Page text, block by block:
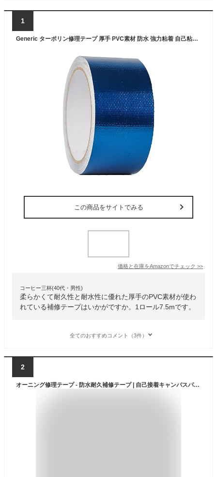
1
Generic ターポリン修理テープ 厚手 PVC素材 防水 強力粘着 自己粘着 汚れ防止 耐久性 テント補修 キャンプ用品に適用 7.5M, 青い
この商品をサイトでみる
価格と在庫をAmazonでチェック >>
コーヒー三杯(40代・男性)
柔らかくて耐久性と耐水性に優れた厚手のPVC素材が使わ
れている補修テープはいかがですか。1ロール7.5mです。
全てのおすすめコメント（3件）
2
オーニング修理テープ - 防水耐久補修テープ | 自己接着キャンバスパッチ | テント・タープ・傘・ナップサック・寝袋・キャンプ用品補修用 | 屋外キャンプギア・登山・アウトドア必需品